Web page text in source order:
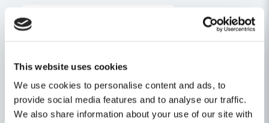
This website uses cookies
We use cookies to personalise content and ads, to
provide social media features and to analyse our traffic.
We also share information about your use of our site with
Andra produkter i kategorin